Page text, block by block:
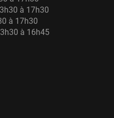
à 17h30
à 17h30
à 16h45